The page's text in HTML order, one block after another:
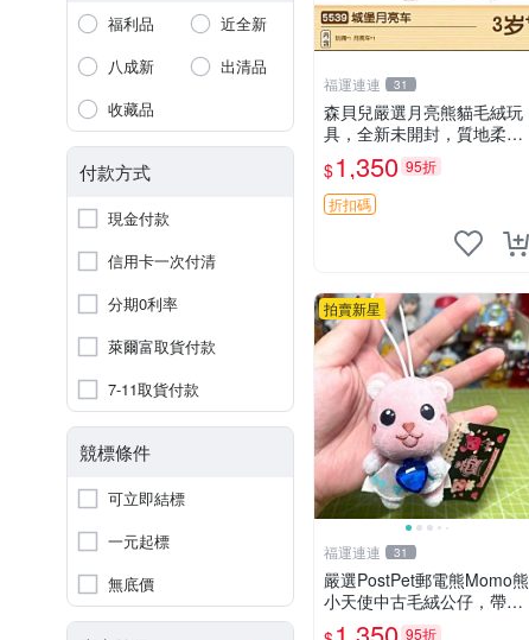
福利品
近全新
八成新
出清品
收藏品
付款方式
現金付款
信用卡一次付清
分期0利率
萊爾富取貨付款
7-11取貨付款
競標條件
可立即結標
一元起標
無底價
福運連連 31
森貝兒嚴選月亮熊貓毛絨玩
具，全新未開封，質地柔軟
適合收藏 月亮熊貓 毛絨玩
具 新款 儲倉直銷
$1,350 95折
折扣碼
拍賣新星
福運連連 31
嚴選PostPet郵電熊Momo熊
小天使中古毛絨公仔，帶標
牌保存完好。絕版稀有少見
95折